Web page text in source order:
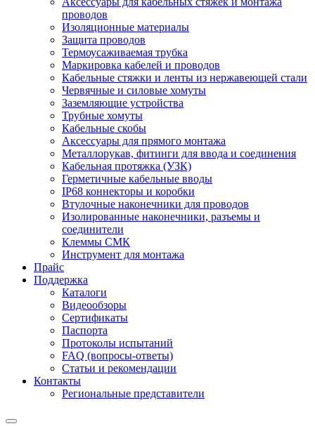
проводов
Изоляционные материалы
Защита проводов
Термоусаживаемая трубка
Маркировка кабелей и проводов
Кабельные стяжки и ленты из нержавеющей стали
Червячные и силовые хомуты
Заземляющие устройства
Трубные хомуты
Кабельные скобы
Аксессуары для прямого монтажа
Металлорукав, фитинги для ввода и соединения
Кабельная протяжка (УЗК)
Герметичные кабельные вводы
IP68 коннекторы и коробки
Втулочные наконечники для проводов
Изолированные наконечники, разъемы и
соединители
Клеммы СМК
Инструмент для монтажа
Прайс
Поддержка
Каталоги
Видеообзоры
Сертификаты
Паспорта
Протоколы испытаний
FAQ (вопросы-ответы)
Статьи и рекомендации
Контакты
Региональные представители